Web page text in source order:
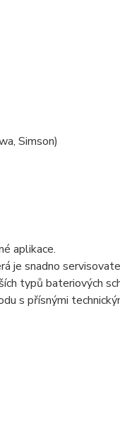
Simson)
aplikace.
je snadno
typů bateriových
s přísnými